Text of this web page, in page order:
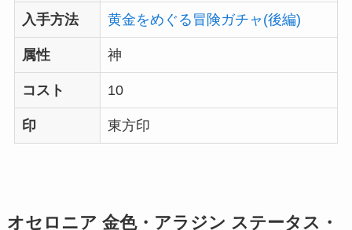
入手方法 黄金をめぐる冒険ガチャ(後編)
属性 神
コスト 10
印 東方印
オセロニア 金色・アラジン ステータス・